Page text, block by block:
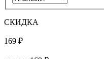
СКИДКА
169 ₽